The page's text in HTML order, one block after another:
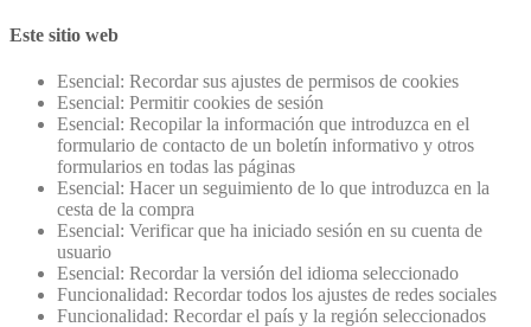
Este sitio web
Esencial: Recordar sus ajustes de permisos de cookies
Esencial: Permitir cookies de sesión
Esencial: Recopilar la información que introduzca en el
formulario de contacto de un boletín informativo y otros
formularios en todas las páginas
Esencial: Hacer un seguimiento de lo que introduzca en la
cesta de la compra
Esencial: Verificar que ha iniciado sesión en su cuenta de
usuario
Esencial: Recordar la versión del idioma seleccionado
Funcionalidad: Recordar todos los ajustes de redes sociales
Funcionalidad: Recordar el país y la región seleccionados